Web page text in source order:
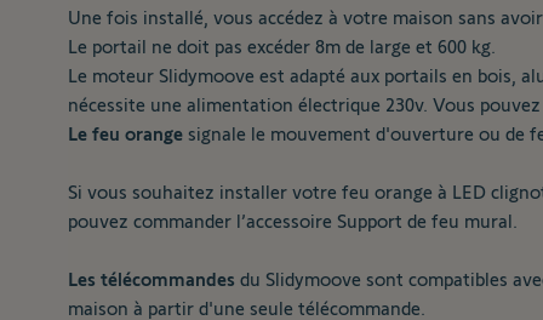
Une fois installé, vous accédez à votre maison sans
Le portail ne doit pas excéder 8m de large et 600 kg.
Le moteur Slidymoove est adapté aux portails en bois,
nécessite une alimentation électrique 230v. Vous
Le feu orange signale le mouvement d'ouverture ou de
Si vous souhaitez installer votre feu orange à LED
pouvez commander l’accessoire Support de feu mural.
Les télécommandes du Slidymoove sont compatibles
maison à partir d'une seule télécommande.